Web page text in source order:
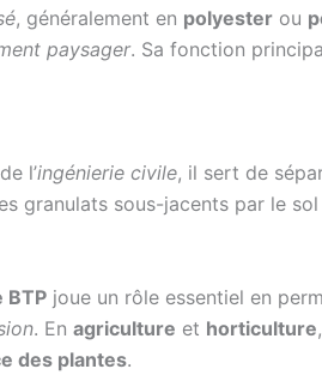
, généralement en polyester ou
paysager. Sa fonction
l’ingénierie civile, il sert de
granulats sous-jacents par le
BTP joue un rôle essentiel en
. En agriculture et horticulture
des plantes.